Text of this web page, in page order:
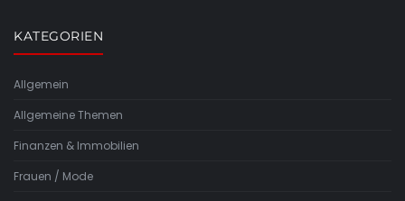
KATEGORIEN
Allgemein
Allgemeine Themen
Finanzen & Immobilien
Frauen / Mode